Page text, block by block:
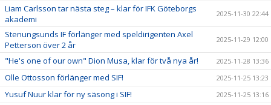
Liam Carlsson tar nästa steg – klar för IFK Göteborgs
akademi
2025-11-30 22:44
Stenungsunds IF förlänger med speldirigenten Axel
Petterson över 2 år
2025-11-29 12:00
"He's one of our own" Dion Musa, klar för två nya år! 2025-11-28 13:36
Olle Ottosson förlänger med SIF! 2025-11-25 13:23
Yusuf Nuur klar för ny säsong i SIF! 2025-11-25 13:16